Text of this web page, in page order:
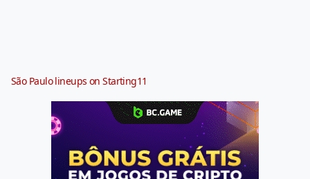
São Paulo lineups on Starting11